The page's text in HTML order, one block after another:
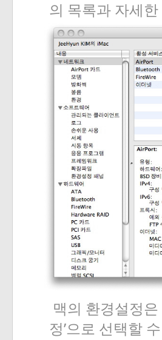
의 목록과 자세한
맥의 환경설정은
정’으로 선택할 수